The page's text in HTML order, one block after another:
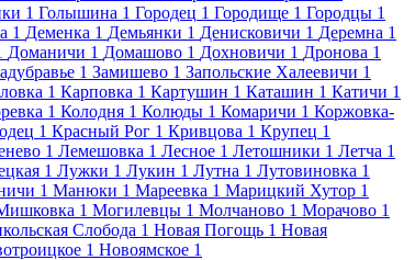
1 Голышина 1 Городец 1 Городище 1 Городцы 1
1 Деменка 1 Демьянки 1 Денисковичи 1 Деремна 1
Доманичи 1 Домашово 1 Дохновичи 1 Дронова 1
1 Замишево 1 Запольские Халеевичи 1
1 Карповка 1 Картушин 1 Каташин 1 Катичи 1
1 Колодня 1 Колюды 1 Комаричи 1 Коржовка-
1 Красный Рог 1 Кривцова 1 Крупец 1
1 Лемешовка 1 Лесное 1 Летошники 1 Летча 1
1 Лужки 1 Лукин 1 Лутна 1 Лутовиновка 1
1 Манюки 1 Мареевка 1 Марицкий Хутор 1
1 Могилевцы 1 Молчаново 1 Морачово 1
Слобода 1 Новая Погощь 1 Новая
1 Новоямское 1